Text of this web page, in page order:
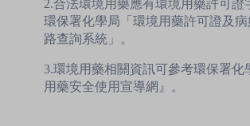
2.合法環境用藥應有環境用藥許可證
環保署化學局「環境用藥許可證及病
路查詢系統」。
3.環境用藥相關資訊可參考環保署化
用藥安全使用宣導網』。